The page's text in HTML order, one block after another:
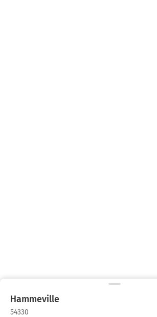
Hammeville
54330